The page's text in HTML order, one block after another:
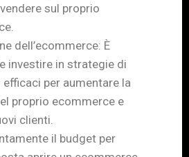
sul proprio
dell’ecommerce: È
investire in strategie di
per aumentare la
proprio ecommerce e
clienti.
il budget per